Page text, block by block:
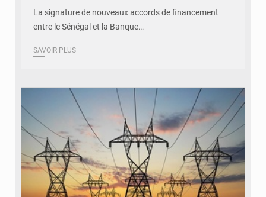
La signature de nouveaux accords de financement
entre le Sénégal et la Banque…
SAVOIR PLUS